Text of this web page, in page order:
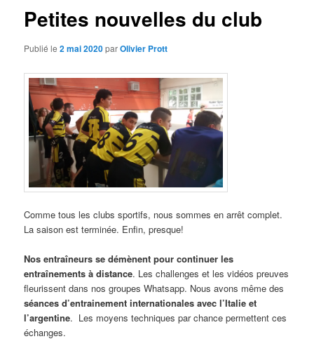
Petites nouvelles du club
Publié le2 mai 2020parOlivier Prott
Comme tous les clubs sportifs, nous sommes en arrêt complet.
La saison est terminée. Enfin, presque!
Nos entraîneurs se démènent pour continuer les
entraînements à distance. Les challenges et les vidéos preuves
fleurissent dans nos groupes Whatsapp. Nous avons même des
séances d’entrainement internationales avec l’Italie et
l’argentine. Les moyens techniques par chance permettent ces
échanges.